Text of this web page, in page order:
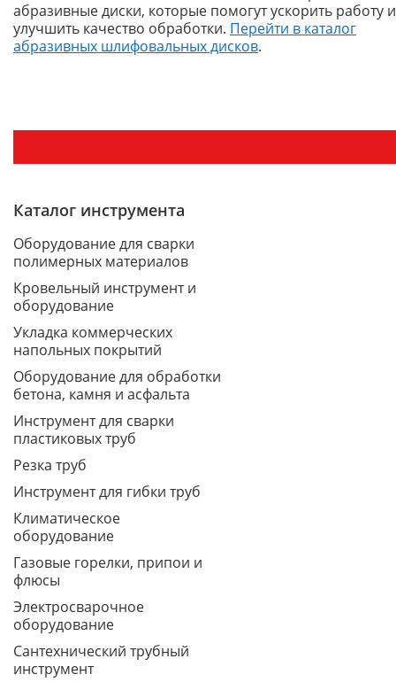
абразивные диски, которые помогут ускорить работу и
улучшить качество обработки. Перейти в каталог
абразивных шлифовальных дисков.
Каталог инструмента
Оборудование для сварки
полимерных материалов
Кровельный инструмент и
оборудование
Укладка коммерческих
напольных покрытий
Оборудование для обработки
бетона, камня и асфальта
Инструмент для сварки
пластиковых труб
Резка труб
Инструмент для гибки труб
Климатическое
оборудование
Газовые горелки, припои и
флюсы
Электросварочное
оборудование
Сантехнический трубный
инструмент